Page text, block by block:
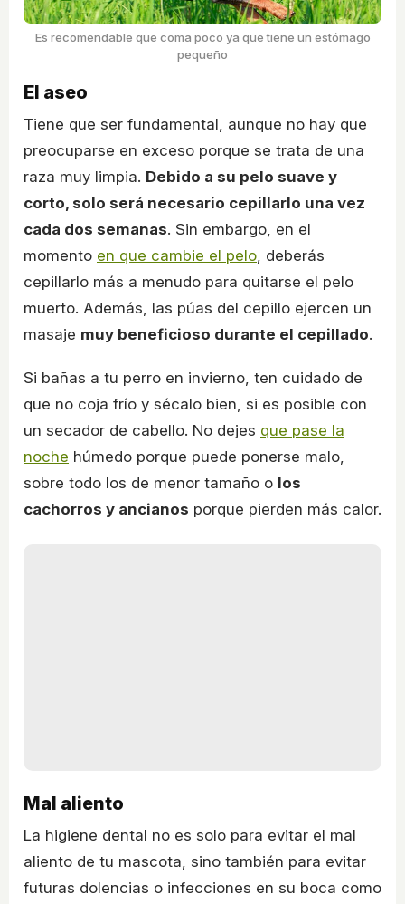
Es recomendable que coma poco ya que tiene un estómago
pequeño
El aseo
Tiene que ser fundamental, aunque no hay que
preocuparse en exceso porque se trata de una
raza muy limpia. Debido a su pelo suave y
corto, solo será necesario cepillarlo una vez
cada dos semanas. Sin embargo, en el
momento en que cambie el pelo, deberás
cepillarlo más a menudo para quitarse el pelo
muerto. Además, las púas del cepillo ejercen un
masaje muy beneficioso durante el cepillado.
Si bañas a tu perro en invierno, ten cuidado de
que no coja frío y sécalo bien, si es posible con
un secador de cabello. No dejes que pase la
noche húmedo porque puede ponerse malo,
sobre todo los de menor tamaño o los
cachorros y ancianos porque pierden más calor.
Mal aliento
La higiene dental no es solo para evitar el mal
aliento de tu mascota, sino también para evitar
futuras dolencias o infecciones en su boca como